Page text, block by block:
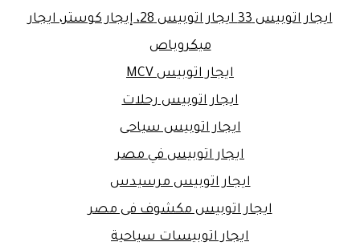
ايجار اتوبيس 33 ايجار اتوبيس 28، إيجار كوستر، ايجار
ميكروباص
ايجار اتوبيس MCV
ايجار اتوبيس رحلات
ايجار اتوبيس سياحى
ايجار اتوبيس في مصر
ايجار اتوبيس مرسيدس
ايجار اتوبيس مكشوف فى مصر
ايجار اتوبيسات سياحية